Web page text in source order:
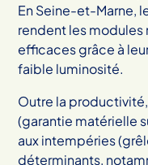
En Seine-et-Marne,
rendent les
efficaces grâce à
faible luminosité.
Outre la
(garantie matérielle
aux intempéries
déterminants,